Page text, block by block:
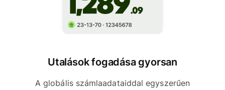
Utalások fogadása gyorsan
A globális számlaadataiddal egyszerűen